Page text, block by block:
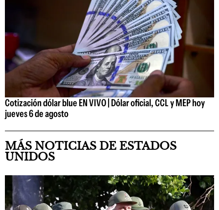
Cotización dólar blue EN VIVO | Dólar oficial, CCL y MEP hoy
jueves 6 de agosto
MÁS NOTICIAS DE ESTADOS
UNIDOS